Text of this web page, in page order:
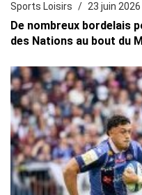
Sports Loisirs 23 juin 2026
De nombreux bordelais
des Nations au bout du